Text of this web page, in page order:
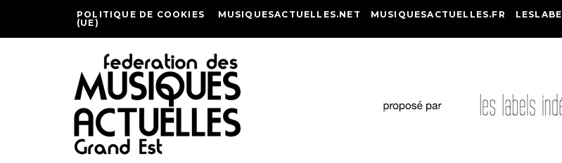
POLITIQUE DE COOKIES
(UE)
MUSIQUESACTUELLES.NET MUSIQUESACTUELLES.FR